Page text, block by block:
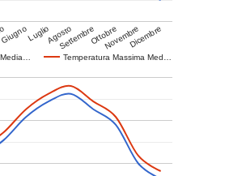
Temperatura Massima Med…
GiugnoLuglioAgosto
SettembreOttobreNovembreDicembre